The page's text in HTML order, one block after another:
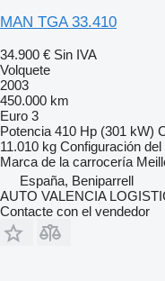
MAN TGA 33.410
34.900 € Sin IVA
Volquete
2003
450.000 km
Euro 3
Potencia 410 Hp (301 kW)
11.010 kg Configuración del
Marca de la carrocería
España, Beniparrell
AUTO VALENCIA
Contacte con el vendedor